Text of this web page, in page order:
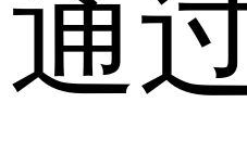
通